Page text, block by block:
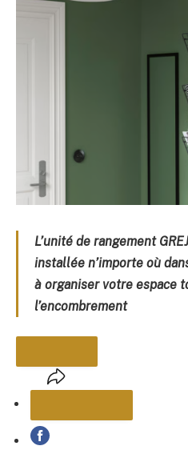
L’unité de rangement
installée n’importe où
à organiser votre espace
l’encombrement
PARTAGER